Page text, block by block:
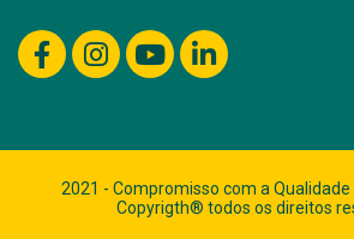
2021 - Compromisso com a Qualidade
Copyrigth® todos os direitos